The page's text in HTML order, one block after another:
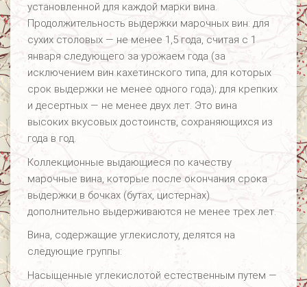
установленной для каждой марки вина.
Продолжительность выдержки марочных вин: для
сухих столовых — не менее 1,5 года, считая с 1
января следующего за урожаем года (за
исключением вин кахетинского типа, для которых
срок выдержки не менее одного года); для крепких
и десертных — не менее двух лет. Это вина
высоких вкусовых достоинств, сохраняющихся из
года в год.
Коллекционные выдающиеся по качеству
марочные вина, которые после окончания срока
выдержки в бочках (бутах, цистернах)
дополнительно выдерживаются не менее трех лет.
Вина, содержащие углекислоту, делятся на
следующие группы:
Насыщенные углекислотой естественным путем —